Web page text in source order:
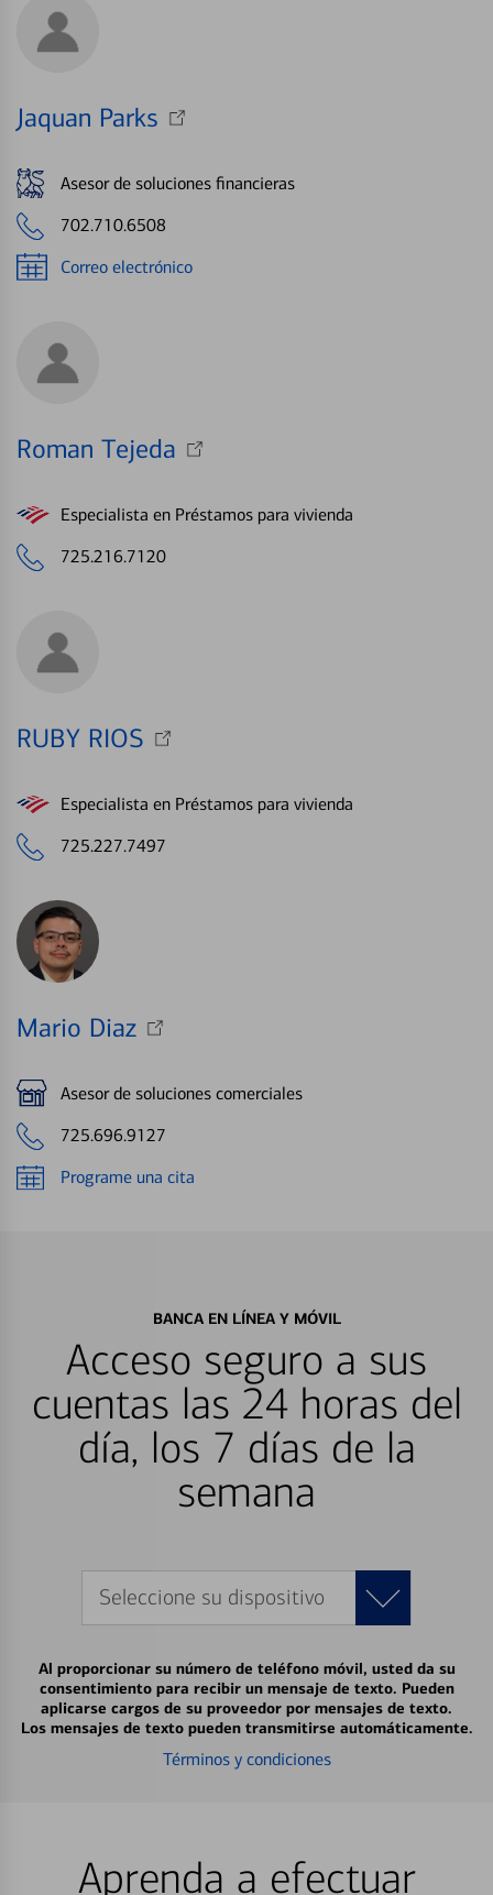
Jaquan Parks
Asesor de soluciones financieras
702.710.6508
Correo electrónico
Roman Tejeda
Especialista en Préstamos para vivienda
725.216.7120
RUBY RIOS
Especialista en Préstamos para vivienda
725.227.7497
Mario Diaz
Asesor de soluciones comerciales
725.696.9127
Programe una cita
BANCA EN LÍNEA Y MÓVIL
Acceso seguro a sus
cuentas las 24 horas del
día, los 7 días de la
semana
Seleccione su dispositivo
Al proporcionar su número de teléfono móvil, usted da su
consentimiento para recibir un mensaje de texto. Pueden
aplicarse cargos de su proveedor por mensajes de texto.
Los mensajes de texto pueden transmitirse automáticamente.
Términos y condiciones
Aprenda a efectuar